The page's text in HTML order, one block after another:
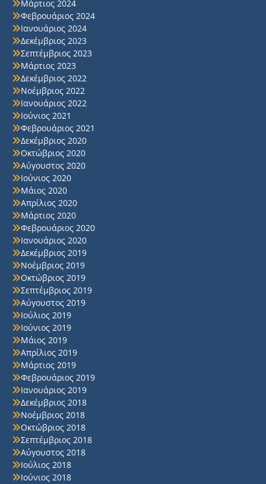
Μάρτιος 2024
Φεβρουάριος 2024
Ιανουάριος 2024
Δεκέμβριος 2023
Σεπτέμβριος 2023
Μάρτιος 2023
Δεκέμβριος 2022
Νοέμβριος 2022
Ιανουάριος 2022
Ιούνιος 2021
Φεβρουάριος 2021
Δεκέμβριος 2020
Οκτώβριος 2020
Αύγουστος 2020
Ιούνιος 2020
Μάιος 2020
Απρίλιος 2020
Μάρτιος 2020
Φεβρουάριος 2020
Ιανουάριος 2020
Δεκέμβριος 2019
Νοέμβριος 2019
Οκτώβριος 2019
Σεπτέμβριος 2019
Αύγουστος 2019
Ιούλιος 2019
Ιούνιος 2019
Μάιος 2019
Απρίλιος 2019
Μάρτιος 2019
Φεβρουάριος 2019
Ιανουάριος 2019
Δεκέμβριος 2018
Νοέμβριος 2018
Οκτώβριος 2018
Σεπτέμβριος 2018
Αύγουστος 2018
Ιούλιος 2018
Ιούνιος 2018